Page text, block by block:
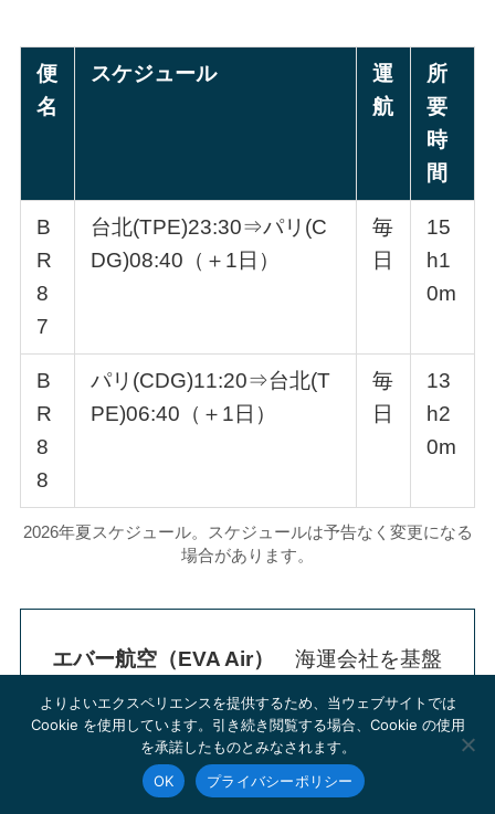
便
名
スケジュール
運
航
所
要
時
間
B
R
8
7
台北(TPE)23:30⇒パリ(C
DG)08:40（＋1日）
毎
日
15
h1
0m
B
R
8
8
パリ(CDG)11:20⇒台北(T
PE)06:40（＋1日）
毎
日
13
h2
0m
2026年夏スケジュール。スケジュールは予告なく変更になる
場合があります。
エバー航空（EVA Air）
海運会社を基盤
に1989年、台湾初の民間国際航空会社と
して設立された。1992年に世界初となる
プレミアムエコノミーを導入したことで
知られる。2026年8月現在で世界60都市
よりよいエクスペリエンスを提供するため、当ウェブサイトでは
Cookie を使用しています。引き続き閲覧する場合、Cookie の使用
を承諾したものとみなされます。
OK
プライバシーポリシー